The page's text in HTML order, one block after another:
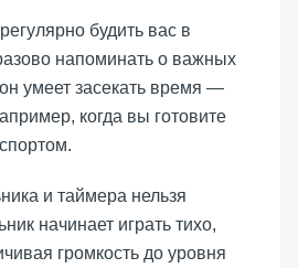
будить вас в
напоминать о важных
умеет засекать время —
когда вы готовите
и таймера нельзя
начинает играть тихо,
громкость до уровня